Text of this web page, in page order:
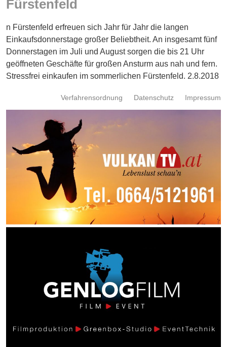
Energie
Schnöll
gfrogt
Zonen
Podcast
Fürstenfeld
n Fürstenfeld erfreuen sich Jahr für Jahr die langen
Einkaufsdonnerstage großer Beliebtheit. An insgesamt fünf
Donnerstagen im Juli und August sorgen die bis 21 Uhr
geöffneten Geschäfte für großen Ansturm aus nah und fern.
Stressfrei einkaufen im sommerlichen Fürstenfeld. 2.8.2018
Impressum
Datenschutz
Verfahrensordnung